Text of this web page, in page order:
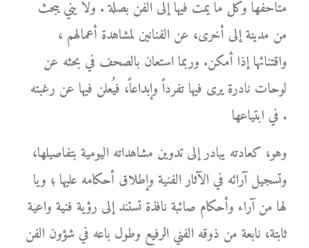
متاحفها وكل ما يمت فيها إلى الفن بصلة . ولا يني يبحث
من مدينة إلى أخرى، عن الفنانين لمشاهدة أعمالهم ،
واقتنائها إذا أمكن. وربما استعان بالصحف في بحثه عن
لوحات نادرة يرى فيها تفرداً وإبداعاً، فيُعلن فيها عن رغبته
في ابتياعها .
وهو، كعادته يبادر إلى تدوين مشاهداته اليومية بتفاصيلها،
وتسجيل آرائه في الآثار الفنية وإطلاق أحكامه عليها ؛ ويا
لها من آراء وأحكام صائبة نافذة تستند إلى رؤية فنية واعية
ثابتة، نابعة من ذوقه الفني الرفيع وطول باعه في شؤون الفن